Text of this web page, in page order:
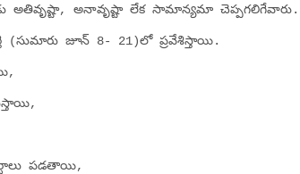
అతివృష్టా, అనావృష్టా లేక సామాన్యమా చెప్పగలిగేవారు.
(సుమారు జూన్‌ 8- 21)లో ప్రవేశిస్తాయి.
పడతాయి,